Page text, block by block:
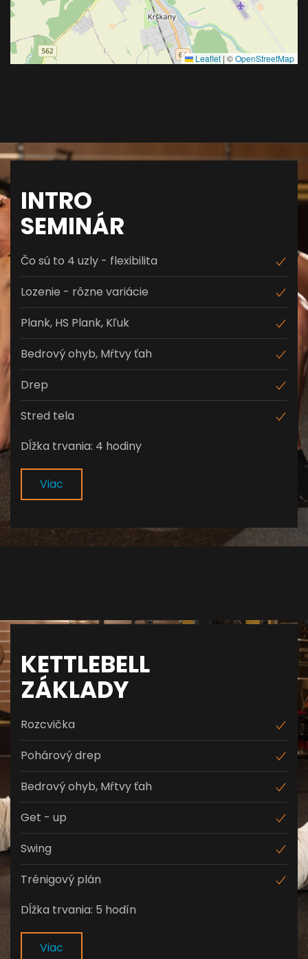
Leaflet | ©OpenStreetMap
INTRO
SEMINÁR
Čo sú to 4 uzly - flexibilita
Lozenie - rôzne variácie
Plank, HS Plank, Kľuk
Bedrový ohyb, Mŕtvy ťah
Drep
Stred tela
Dĺžka trvania: 4 hodiny
Viac
KETTLEBELL
ZÁKLADY
Rozcvička
Pohárový drep
Bedrový ohyb, Mŕtvy ťah
Get - up
Swing
Trénigový plán
Dĺžka trvania: 5 hodín
Viac